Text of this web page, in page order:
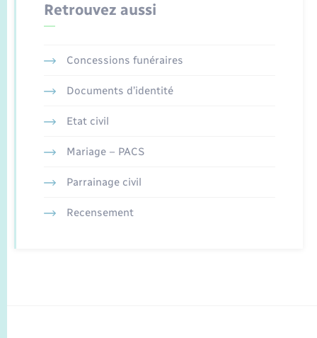
Retrouvez aussi
Concessions funéraires
Documents d’identité
Etat civil
Mariage – PACS
Parrainage civil
Recensement